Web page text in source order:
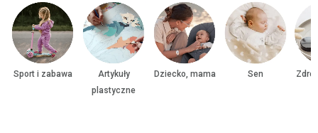
Sport i zabawa
Artykuły
plastyczne
Dziecko, mama Sen